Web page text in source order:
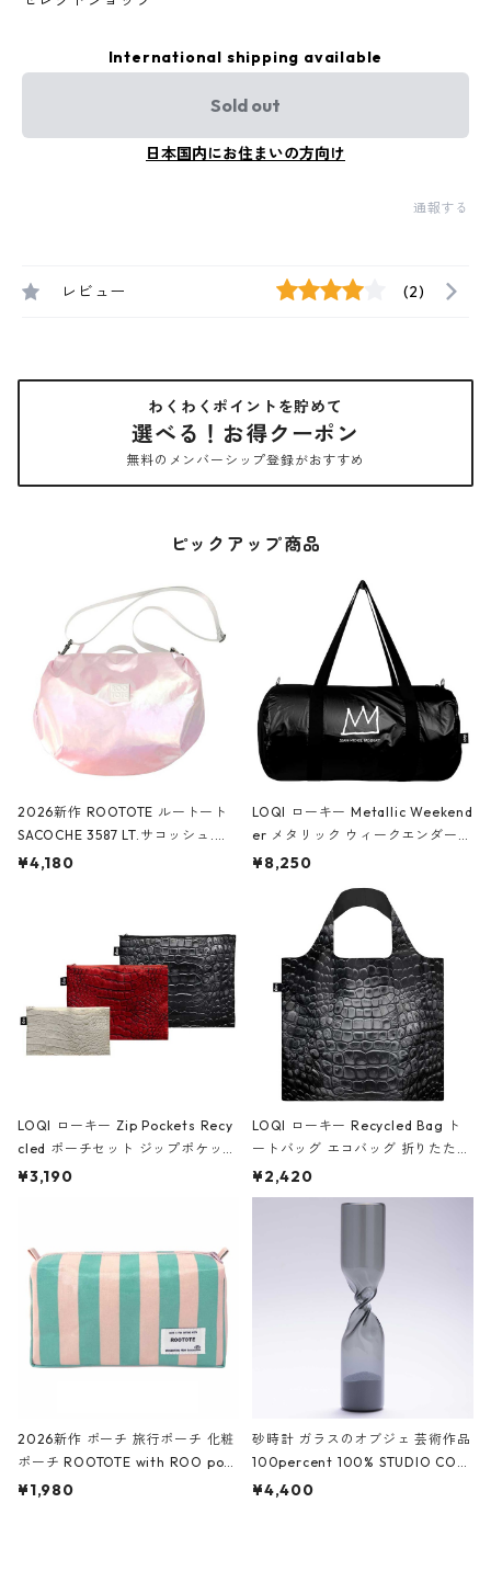
International shipping available
Sold out
日本国内にお住まいの方向け
通報する
レビュー (2)
わくわくポイントを貯めて
選べる！お得クーポン
無料のメンバーシップ登録がおすすめ
ピックアップ商品
2026新作 ROOTOTE ルートート
SACOCHE 3587 LT.サコッシュ.ル
ミエ-B ショルダーバッグ グロスピ
¥4,180
LOQI ローキー Metallic Weekend
er メタリック ウィークエンダー
ボストンバッグ ショルダーバッグ
Black ジャン=ミッシェル・バスキ
ア/クラウン ブラック
¥8,250
LOQI ローキー Zip Pockets Recy
cled ポーチセット ジップポケット
ファスナーポーチ 撥水加工 トラベ
ーガンディー、オフホワイト
¥3,190
LOQI ローキー Recycled Bag ト
ートバッグ エコバッグ 折りたたみ
大きめ 撥水加工 収納ポーチ CRO
CODILE/Black クロコダイル/ブラ
¥2,420
2026新作 ポーチ 旅行ポーチ 化粧
ポーチ ROOTOTE with ROO pou
ch 3532 ルートート WR.ポーチ.ラ
¥1,980
砂時計 ガラスのオブジェ 芸術作品
100percent 100% STUDIO COH
AKU Timeless 100パーセント ス
¥4,400